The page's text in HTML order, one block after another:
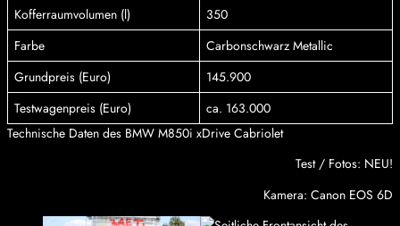
Kofferraumvolumen (l)
350
Farbe
Carbonschwarz Metallic
Grundpreis (Euro)
145.900
Testwagenpreis (Euro)
ca. 163.000
Technische Daten des BMW M850i xDrive Cabriolet
Test / Fotos: NEU!
Kamera: Canon EOS 6D